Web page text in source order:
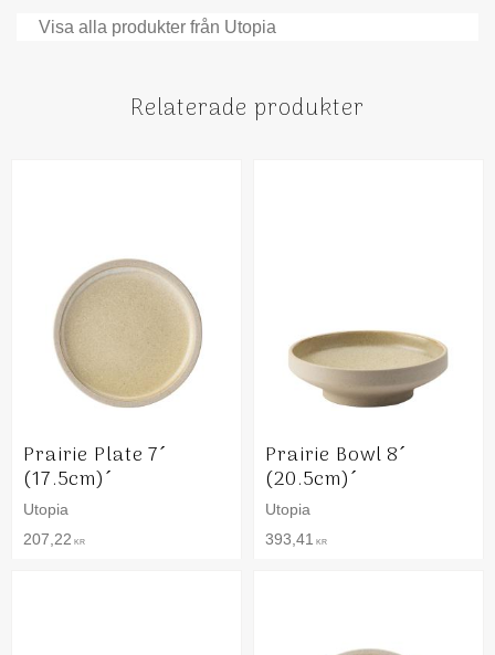
Visa alla produkter från Utopia
Relaterade produkter
Prairie Plate 7´
(17.5cm)´
Utopia
207,22 KR
Prairie Bowl 8´
(20.5cm)´
Utopia
393,41
KR